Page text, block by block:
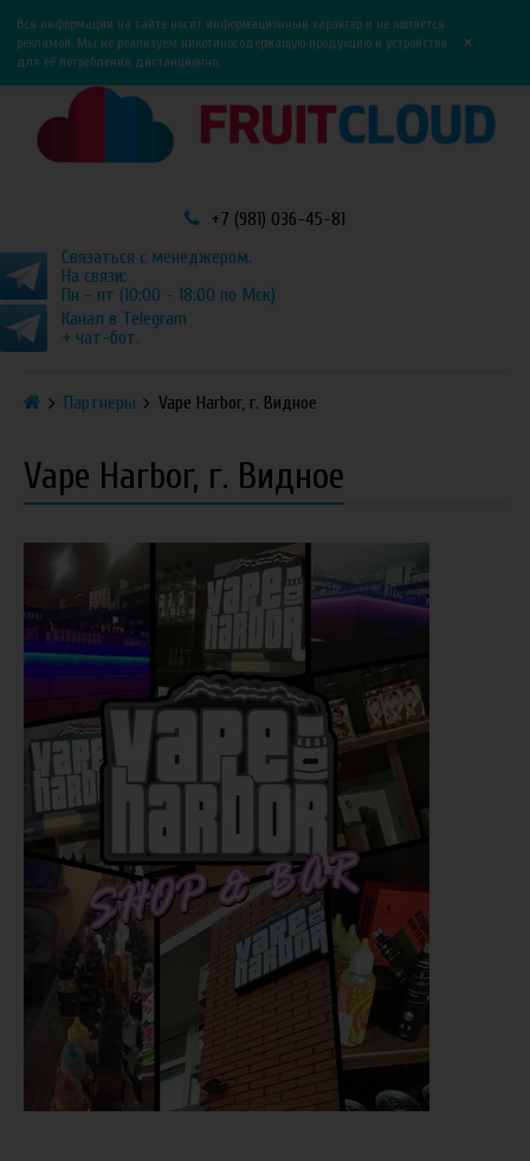
0
Вся информация на сайте носит информационный характер и не является
рекламой. Мы не реализуем никотиносодержащую продукцию и устройства
для её потребления дистанционно.
×
+7 (981) 036-45-81
Связаться с менеджером.
На связи:
Пн - пт (10:00 - 18:00 по Мск)
Канал в Telegram
+ чат-бот.
Партнеры Vape Harbor, г. Видное
Vape Harbor, г. Видное